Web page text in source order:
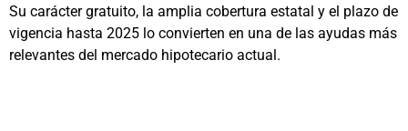
Su carácter gratuito, la amplia cobertura estatal y el plazo de
vigencia hasta 2025 lo convierten en una de las ayudas más
relevantes del mercado hipotecario actual.